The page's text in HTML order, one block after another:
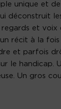
unique et
déconstruit
et voix
un récit à la
et parfois
le handicap.
Un gros